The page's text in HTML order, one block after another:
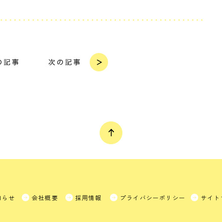
せ 会社概要 採用情報 プライバシーポリシー サイ